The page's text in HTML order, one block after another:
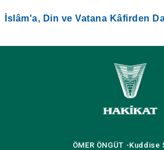
İslâm'a, Din ve Vatana Kâfirden
ÖMER ÖNGÜT -Kuddise